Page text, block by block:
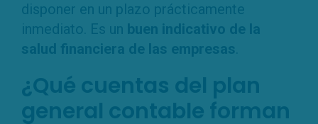
disponer en un plazo prácticamente
inmediato. Es un buen indicativo de la
salud financiera de las empresas
¿Qué cuentas del plan
general contable forman